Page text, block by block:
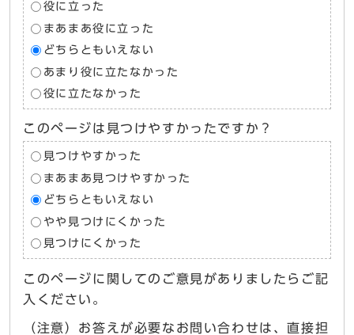
役に立った
まあまあ役に立った
どちらともいえない
あまり役に立たなかった
役に立たなかった
このページは見つけやすかったですか？
見つけやすかった
まあまあ見つけやすかった
どちらともいえない
やや見つけにくかった
見つけにくかった
このページに関してのご意見がありましたらご記
入ください。
（注意）お答えが必要なお問い合わせは、直接担